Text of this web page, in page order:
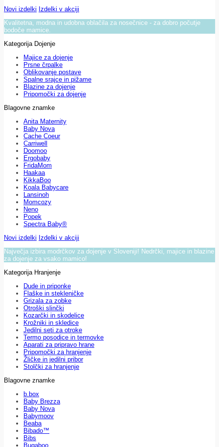
Novi izdelki Izdelki v akciji
Kvalitetna, modna in udobna oblačila za nosečnice - za dobro počutje
bodoče mamice.
Kategorija Dojenje
Majice za dojenje
Prsne črpalke
Oblikovanje postave
Spalne srajce in pižame
Blazine za dojenje
Pripomočki za dojenje
Blagovne znamke
Anita Maternity
Baby Nova
Cache Coeur
Carriwell
Doomoo
Ergobaby
FridaMom
Haakaa
KikkaBoo
Koala Babycare
Lansinoh
Momcozy
Neno
Popek
Spectra Baby®
Novi izdelki Izdelki v akciji
Največja izbira modrčkov za dojenje v Sloveniji! Nedrčki, majice in blazine
za dojenje za vsako mamico!
Kategorija Hranjenje
Dude in priponke
Flaške in stekleničke
Grizala za zobke
Otroški slinčki
Kozarčki in skodelice
Krožniki in skledice
Jedilni seti za otroke
Termo posodice in termovke
Aparati za pripravo hrane
Pripomočki za hranjenje
Žličke in jedilni pribor
Stolčki za hranjenje
Blagovne znamke
b.box
Baby Brezza
Baby Nova
Babymoov
Beaba
Bibado™
Bibs
Bugaboo